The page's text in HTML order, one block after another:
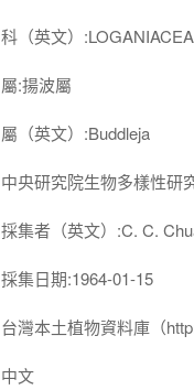
科（英文）
屬:揚波屬
屬（英文）:Buddleja
中央研究院生物多樣性研
採集者（英文）:C. C.
採集日期:1964-01-15
台灣本土植物資料庫（
中文